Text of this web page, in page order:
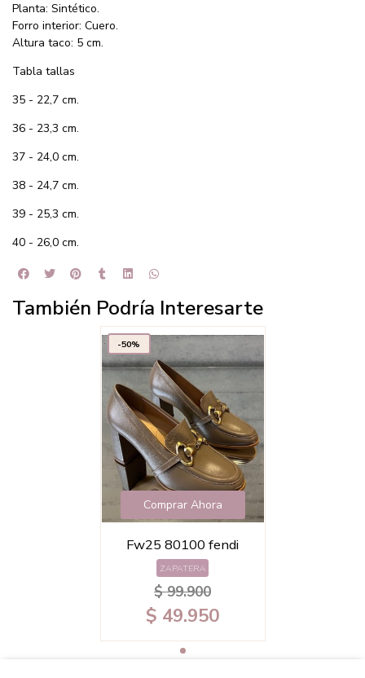
Planta: Sintético.
Forro interior: Cuero.
Altura taco: 5 cm.
Tabla tallas
35 - 22,7 cm.
36 - 23,3 cm.
37 - 24,0 cm.
38 - 24,7 cm.
39 - 25,3 cm.
40 - 26,0 cm.
También Podría Interesarte
-50%
Comprar Ahora
Fw25 80100 fendi
ZAPATERA
$ 99.900
$ 49.950